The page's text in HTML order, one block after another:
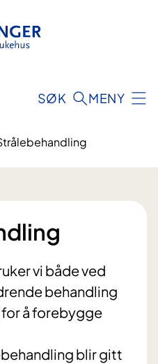
SØK MENY
vi både ved
behandling
å forebygge
blir gitt